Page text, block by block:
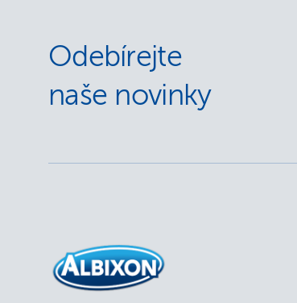
Odebírejte
naše novinky